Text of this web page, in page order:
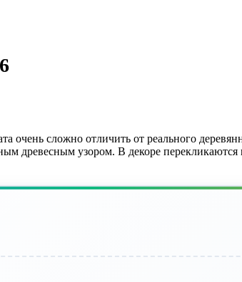
сложно отличить от реального
древесным узором. В декоре